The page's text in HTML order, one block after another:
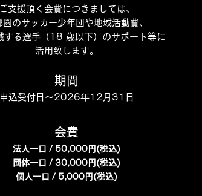
ご支援頂く会費につきましては、
圏のサッカー少年団や地域活動費、
する選手（18 歳以下）のサポート等に
活用致します。
期間
申込受付日〜2026年12月31日
​会費
法人​一口 / 50,000円(税込)
団体​一口 / 30,000円(税込)
個人一口 / 5,000円(税込)